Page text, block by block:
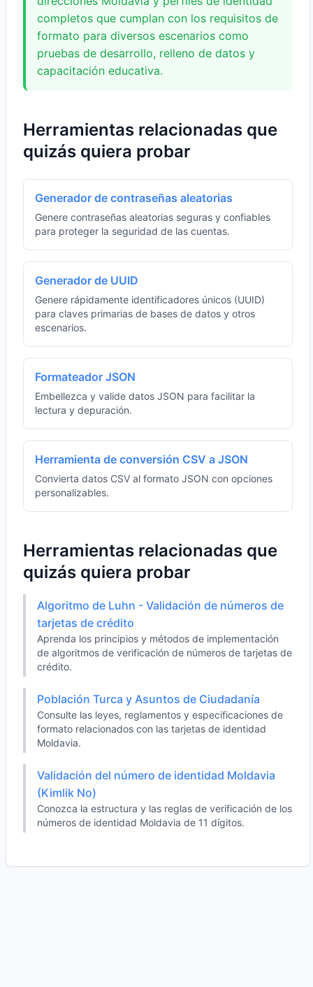
completos que cumplan con los requisitos de
formato para diversos escenarios como
pruebas de desarrollo, relleno de datos y
capacitación educativa.
Herramientas relacionadas que
quizás quiera probar
Generador de contraseñas aleatorias
Genere contraseñas aleatorias seguras y confiables
para proteger la seguridad de las cuentas.
Generador de UUID
Genere rápidamente identificadores únicos (UUID)
para claves primarias de bases de datos y otros
escenarios.
Formateador JSON
Embellezca y valide datos JSON para facilitar la
lectura y depuración.
Herramienta de conversión CSV a JSON
Convierta datos CSV al formato JSON con opciones
personalizables.
Herramientas relacionadas que
quizás quiera probar
Algoritmo de Luhn - Validación de números de
tarjetas de crédito
Aprenda los principios y métodos de implementación
de algoritmos de verificación de números de tarjetas de
crédito.
Población Turca y Asuntos de Ciudadanía
Consulte las leyes, reglamentos y especificaciones de
formato relacionados con las tarjetas de identidad
Moldavia.
Validación del número de identidad Moldavia
(Kimlik No)
Conozca la estructura y las reglas de verificación de los
números de identidad Moldavia de 11 dígitos.